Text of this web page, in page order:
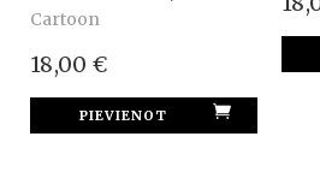
Cartoon
18,00 €